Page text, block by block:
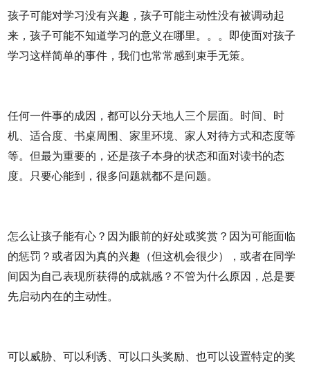
孩子可能对学习没有兴趣，孩子可能主动性没有被调动起
来，孩子可能不知道学习的意义在哪里。。。即使面对孩子
学习这样简单的事件，我们也常常感到束手无策。
任何一件事的成因，都可以分天地人三个层面。时间、时
机、适合度、书桌周围、家里环境、家人对待方式和态度等
等。但最为重要的，还是孩子本身的状态和面对读书的态
度。只要心能到，很多问题就都不是问题。
怎么让孩子能有心？因为眼前的好处或奖赏？因为可能面临
的惩罚？或者因为真的兴趣（但这机会很少），或者在同学
间因为自己表现所获得的成就感？不管为什么原因，总是要
先启动内在的主动性。
可以威胁、可以利诱、可以口头奖励、也可以设置特定的奖